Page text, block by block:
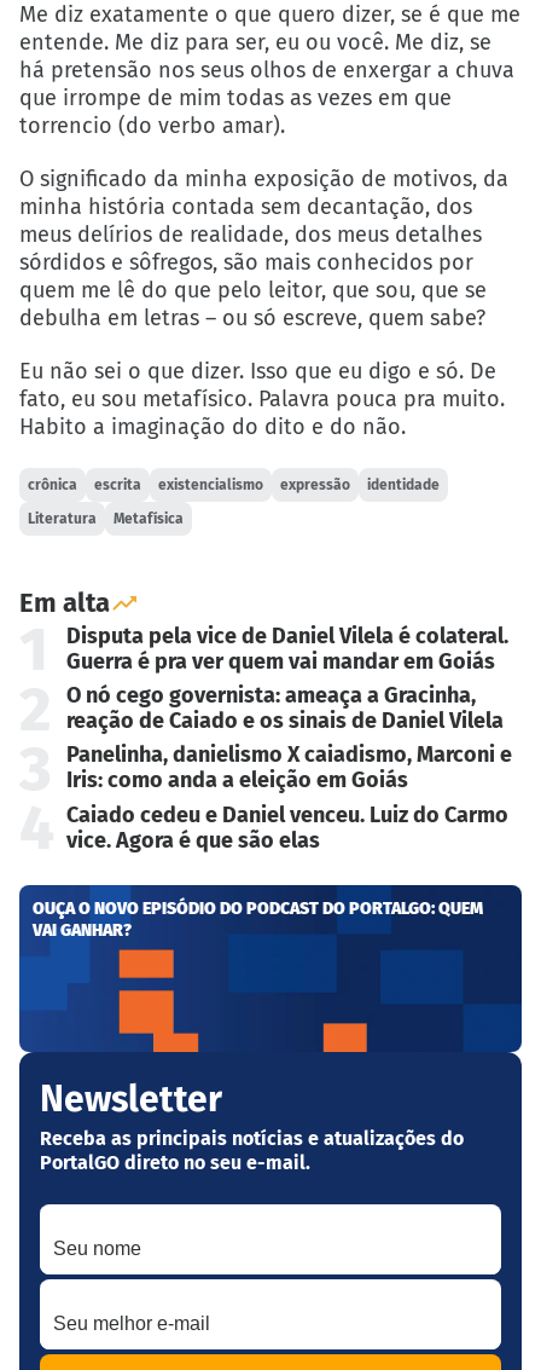
Me diz exatamente o que quero dizer, se é que me
entende. Me diz para ser, eu ou você. Me diz, se
há pretensão nos seus olhos de enxergar a chuva
que irrompe de mim todas as vezes em que
torrencio (do verbo amar).
O significado da minha exposição de motivos, da
minha história contada sem decantação, dos
meus delírios de realidade, dos meus detalhes
sórdidos e sôfregos, são mais conhecidos por
quem me lê do que pelo leitor, que sou, que se
debulha em letras – ou só escreve, quem sabe?
Eu não sei o que dizer. Isso que eu digo e só. De
fato, eu sou metafísico. Palavra pouca pra muito.
Habito a imaginação do dito e do não.
crônica escrita existencialismo expressão identidade
Literatura Metafísica
Em alta
Disputa pela vice de Daniel Vilela é colateral.
Guerra é pra ver quem vai mandar em Goiás
O nó cego governista: ameaça a Gracinha,
reação de Caiado e os sinais de Daniel Vilela
Panelinha, danielismo X caiadismo, Marconi e
Iris: como anda a eleição em Goiás
Caiado cedeu e Daniel venceu. Luiz do Carmo
vice. Agora é que são elas
OUÇA O NOVO EPISÓDIO DO PODCAST DO PORTALGO: QUEM
VAI GANHAR?
Newsletter
Receba as principais notícias e atualizações do
PortalGO direto no seu e-mail.
Seu nome
Seu melhor e-mail